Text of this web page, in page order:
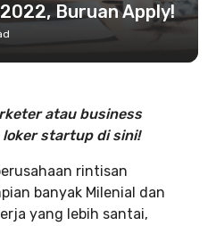
Buruan Apply!
atau business
loker startup di sini!
rintisan
banyak Milenial dan
yang lebih santai,